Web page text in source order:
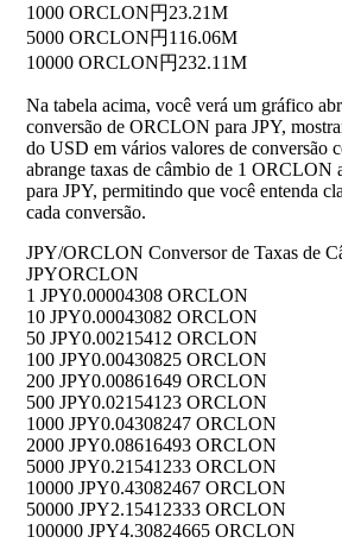
1000 ORCLON円23.21M
5000 ORCLON円116.06M
10000 ORCLON円232.11M
Na tabela acima, você verá um gráfico
conversão de ORCLON para JPY,
do USD em vários valores de conversão
abrange taxas de câmbio de 1
para JPY, permitindo que você entenda
cada conversão.
JPY/ORCLON Conversor de Taxas de
JPYORCLON
1 JPY0.00004308 ORCLON
10 JPY0.00043082 ORCLON
50 JPY0.00215412 ORCLON
100 JPY0.00430825 ORCLON
200 JPY0.00861649 ORCLON
500 JPY0.02154123 ORCLON
1000 JPY0.04308247 ORCLON
2000 JPY0.08616493 ORCLON
5000 JPY0.21541233 ORCLON
10000 JPY0.43082467 ORCLON
50000 JPY2.15412333 ORCLON
100000 JPY4.30824665 ORCLON